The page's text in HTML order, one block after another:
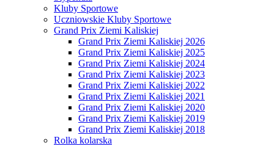
Kluby Sportowe
Uczniowskie Kluby Sportowe
Grand Prix Ziemi Kaliskiej
Grand Prix Ziemi Kaliskiej 2026
Grand Prix Ziemi Kaliskiej 2025
Grand Prix Ziemi Kaliskiej 2024
Grand Prix Ziemi Kaliskiej 2023
Grand Prix Ziemi Kaliskiej 2022
Grand Prix Ziemi Kaliskiej 2021
Grand Prix Ziemi Kaliskiej 2020
Grand Prix Ziemi Kaliskiej 2019
Grand Prix Ziemi Kaliskiej 2018
Rolka kolarska